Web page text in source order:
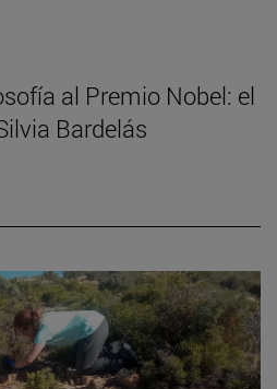
al Premio Nobel: el
Bardelás